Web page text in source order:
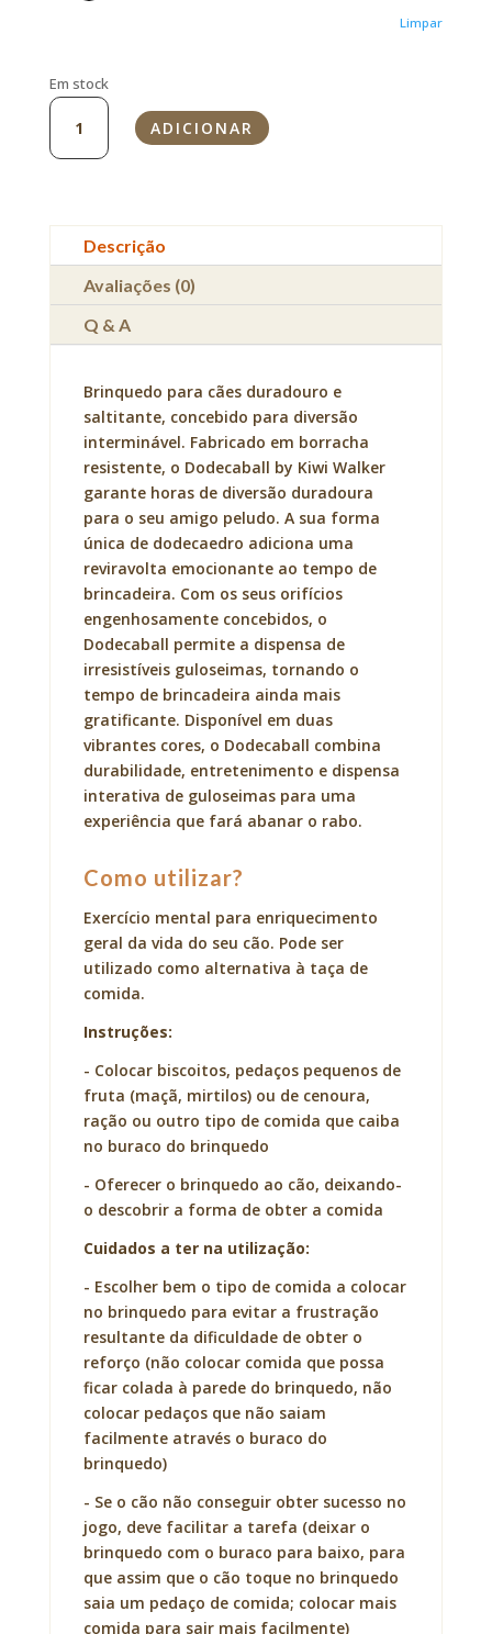
Limpar
Em stock
Quantidade
Dodecaball
ADICIONAR
Descrição
Avaliações (0)
Q & A
Brinquedo para cães duradouro e
saltitante, concebido para diversão
interminável. Fabricado em borracha
resistente, o Dodecaball by Kiwi Walker
garante horas de diversão duradoura
para o seu amigo peludo. A sua forma
única de dodecaedro adiciona uma
reviravolta emocionante ao tempo de
brincadeira. Com os seus orifícios
engenhosamente concebidos, o
Dodecaball permite a dispensa de
irresistíveis guloseimas, tornando o
tempo de brincadeira ainda mais
gratificante. Disponível em duas
vibrantes cores, o Dodecaball combina
durabilidade, entretenimento e dispensa
interativa de guloseimas para uma
experiência que fará abanar o rabo.
Como utilizar?
Exercício mental para enriquecimento
geral da vida do seu cão. Pode ser
utilizado como alternativa à taça de
comida.
Instruções:
- Colocar biscoitos, pedaços pequenos de
fruta (maçã, mirtilos) ou de cenoura,
ração ou outro tipo de comida que caiba
no buraco do brinquedo
- Oferecer o brinquedo ao cão, deixando-
o descobrir a forma de obter a comida
Cuidados a ter na utilização:
- Escolher bem o tipo de comida a colocar
no brinquedo para evitar a frustração
resultante da dificuldade de obter o
reforço (não colocar comida que possa
ficar colada à parede do brinquedo, não
colocar pedaços que não saiam
facilmente através o buraco do
brinquedo)
- Se o cão não conseguir obter sucesso no
jogo, deve facilitar a tarefa (deixar o
brinquedo com o buraco para baixo, para
que assim que o cão toque no brinquedo
saia um pedaço de comida; colocar mais
comida para sair mais facilmente)